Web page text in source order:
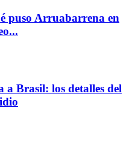
puso Arruabarrena en
a Brasil: los detalles del